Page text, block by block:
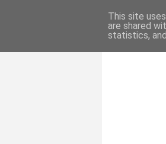
This site
are shared
statistics,